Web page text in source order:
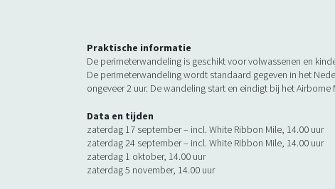
Praktische informatie
De perimeterwandeling is geschikt voor volwassenen en
De perimeterwandeling wordt standaard gegeven in het
ongeveer 2 uur. De wandeling start en eindigt bij het Airborne
Data en tijden
zaterdag 17 september – incl. White Ribbon Mile, 14.00 uur
zaterdag 24 september – incl. White Ribbon Mile, 14.00 uur
zaterdag 1 oktober, 14.00 uur
zaterdag 5 november, 14.00 uur